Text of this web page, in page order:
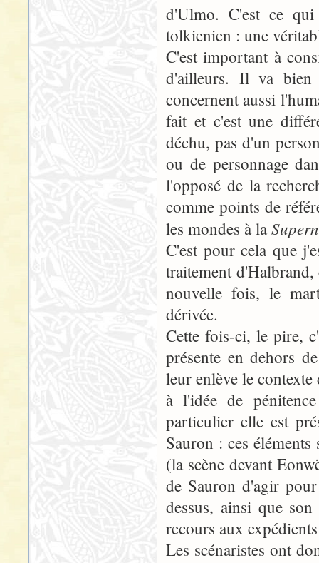
d'Ulmo. C'est ce
tolkienien : une
C'est important à
d'ailleurs. Il va bien
concernent aussi
fait et c'est une
déchu, pas d'un
ou de personnage
l'opposé de la
comme points de
les mondes à la
C'est pour cela que
traitement
nouvelle fois, le
dérivée.
Cette fois-ci, le pire,
présente en dehors
leur enlève le
à l'idée de
particulier elle est
Sauron : ces
(la scène devant
de Sauron d'agir
dessus, ainsi que
recours aux
Les scénaristes ont